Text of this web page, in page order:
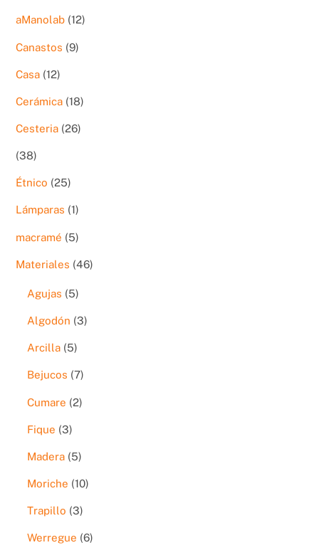
aManolab 1212
Canastos 99
Casa 1212
Cerámica 1818
Cesteria 2626
3838
Étnico 2525
Lámparas 11
macramé 55
Materiales 4646
Agujas
55
Algodón 33
Arcilla 55
Bejucos 77
Cumare 22
Fique 33
Madera 55
Moriche 1010
Trapillo 33
Werregue 66